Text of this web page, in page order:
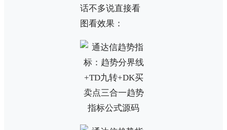
话不多说直接看
图看效果：